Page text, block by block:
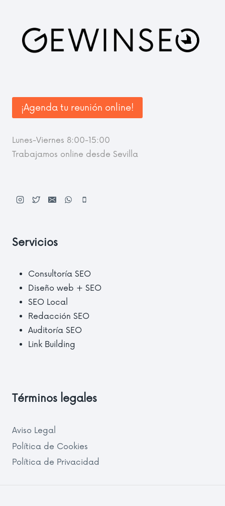
¡Agenda tu reunión online!
Lunes-Viernes 8:00-15:00
Trabajamos online desde Sevilla
Servicios
Consultoría SEO
Diseño web + SEO
SEO Local
Redacción SEO
Auditoría SEO
Link Building
Términos legales
Aviso Legal
Política de Cookies
Política de Privacidad